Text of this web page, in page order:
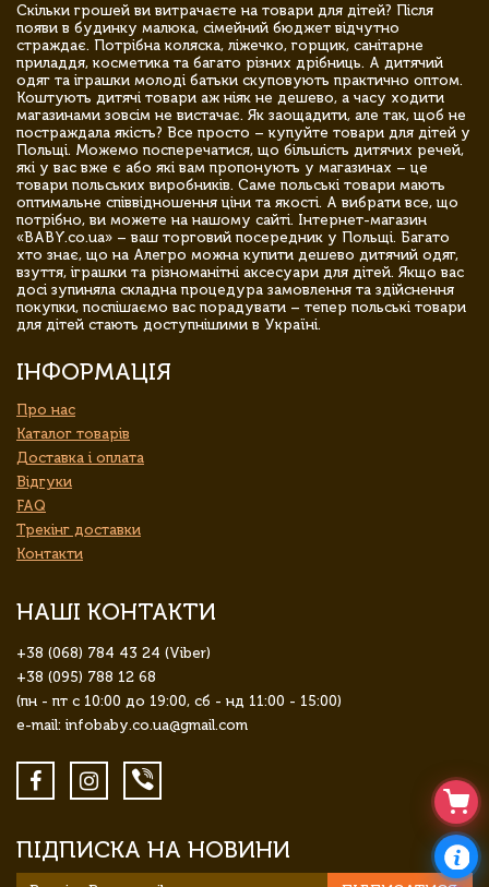
Скільки грошей ви витрачаєте на товари для дітей? Після
появи в будинку малюка, сімейний бюджет відчутно
страждає. Потрібна коляска, ліжечко, горщик, санітарне
приладдя, косметика та багато різних дрібниць. А дитячий
одяг та іграшки молоді батьки скуповують практично оптом.
Коштують дитячі товари аж ніяк не дешево, а часу ходити
магазинами зовсім не вистачає. Як заощадити, але так, щоб не
постраждала якість? Все просто – купуйте товари для дітей у
Польщі. Можемо посперечатися, що більшість дитячих речей,
які у вас вже є або які вам пропонують у магазинах – це
товари польських виробників. Саме польські товари мають
оптимальне співвідношення ціни та якості. А вибрати все, що
потрібно, ви можете на нашому сайті. Інтернет-магазин
«BABY.co.ua» – ваш торговий посередник у Польщі. Багато
хто знає, що на Алегро можна купити дешево дитячий одяг,
взуття, іграшки та різноманітні аксесуари для дітей. Якщо вас
досі зупиняла складна процедура замовлення та здійснення
покупки, поспішаємо вас порадувати – тепер польські товари
для дітей стають доступнішими в Україні.
ІНФОРМАЦІЯ
Про нас
Каталог товарів
Доставка і оплата
Відгуки
FAQ
Трекінг доставки
Контакти
НАШІ КОНТАКТИ
+38 (068) 784 43 24 (Viber)
+38 (095) 788 12 68
(пн - пт с 10:00 до 19:00, сб - нд 11:00 - 15:00)
e-mail: infobaby.co.ua@gmail.com
ПІДПИСКА НА НОВИНИ